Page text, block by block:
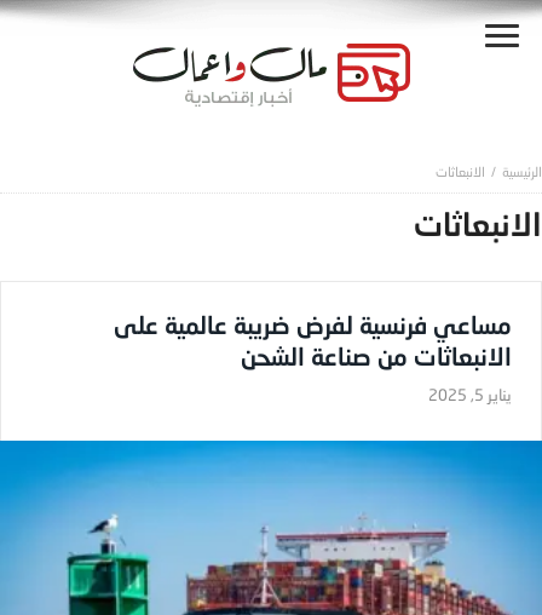
الانبعاثات
الانبعاثات
مساعي فرنسية لفرض ضريبة عالمية على
الانبعاثات من صناعة الشحن
يناير 5, 2025